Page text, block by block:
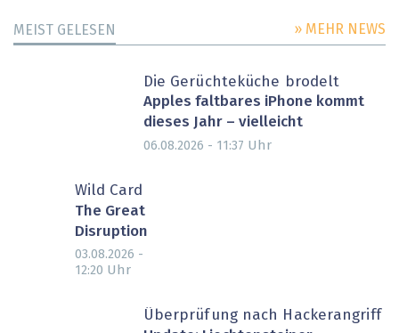
MEIST GELESEN » MEHR NEWS
Die Gerüchteküche brodelt
Apples faltbares iPhone kommt
dieses Jahr – vielleicht
06.08.2026 - 11:37 Uhr
Wild Card
The Great
Disruption
03.08.2026 -
12:20 Uhr
Überprüfung nach Hackerangriff